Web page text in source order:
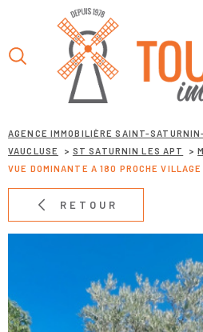
recherche
menu
principal
contenu
AGENCE IMMOBILIÈRE SAINT-
VAUCLUSE
ST SATURNIN LES APT
VUE DOMINANTE A 180 PROCHE VILLAGE
RETOUR